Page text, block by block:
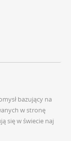
bazujący na
w stronę
się w świecie naj